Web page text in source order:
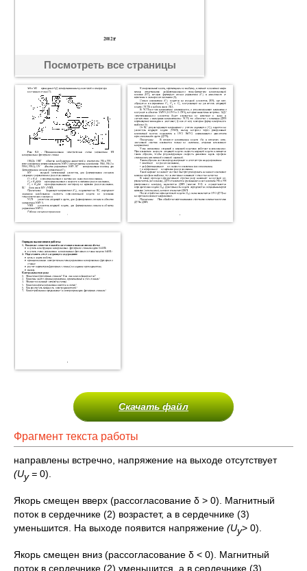
Посмотреть все страницы
Скачать файл
Фрагмент текста работы
направлены встречно, напряжение на выходе отсутствует
(Uy= 0).
Якорь смещен вверх (рассогласование δ > 0). Магнитный
поток в сердечнике (2) возрастет, а в сердечнике (3)
уменьшится. На выходе появится напряжение (Uy> 0).
Якорь смещен вниз (рассогласование δ < 0). Магнитный
поток в сердечнике (2) уменьшится, а в сердечнике (3)